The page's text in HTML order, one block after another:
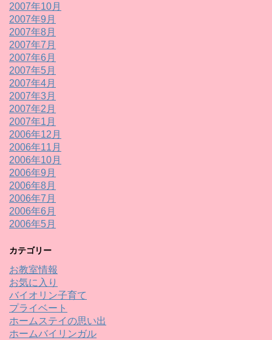
2007年10月
2007年9月
2007年8月
2007年7月
2007年6月
2007年5月
2007年4月
2007年3月
2007年2月
2007年1月
2006年12月
2006年11月
2006年10月
2006年9月
2006年8月
2006年7月
2006年6月
2006年5月
カテゴリー
お教室情報
お気に入り
バイオリン子育て
プライベート
ホームステイの思い出
ホームバイリンガル